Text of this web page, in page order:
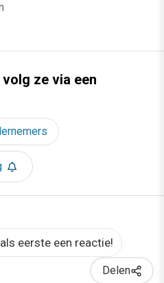
ze via een
eerste een reactie!
Delen